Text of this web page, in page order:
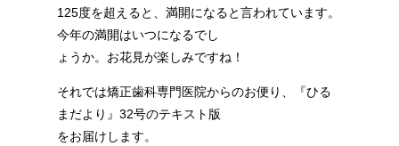
125度を超えると、満開になると言われています。
今年の満開はいつになるでし
ょうか。お花見が楽しみですね！
それでは矯正歯科専門医院からのお便り、『ひる
まだより』32号のテキスト版
をお届けします。